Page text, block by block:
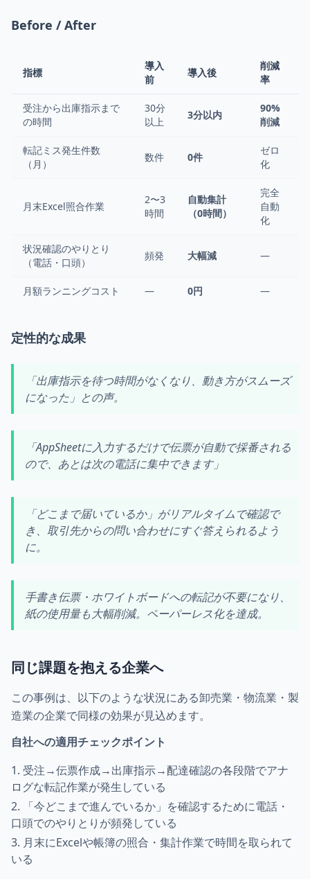
Before / After
指標
導入
前
導入後
削減
率
受注から出庫指示まで
の時間
30分
以上
3分以内
90%
削減
転記ミス発生件数
（月）
数件 0件
ゼロ
化
月末Excel照合作業
2〜3
時間
自動集計
（0時間）
完全
自動
化
状況確認のやりとり
（電話・口頭）
頻発 大幅減 —
月額ランニングコスト — 0円 —
定性的な成果
「出庫指示を待つ時間がなくなり、動き方がスムーズ
になった」との声。
「AppSheetに入力するだけで伝票が自動で採番される
ので、あとは次の電話に集中できます」
「どこまで届いているか」がリアルタイムで確認で
き、取引先からの問い合わせにすぐ答えられるよう
に。
手書き伝票・ホワイトボードへの転記が不要になり、
紙の使用量も大幅削減。ペーパーレス化を達成。
同じ課題を抱える企業へ
この事例は、以下のような状況にある卸売業・物流業・製
造業の企業で同様の効果が見込めます。
自社への適用チェックポイント
受注→伝票作成→出庫指示→配達確認の各段階でアナ
ログな転記作業が発生している
「今どこまで進んでいるか」を確認するために電話・
口頭でのやりとりが頻発している
月末にExcelや帳簿の照合・集計作業で時間を取られて
いる